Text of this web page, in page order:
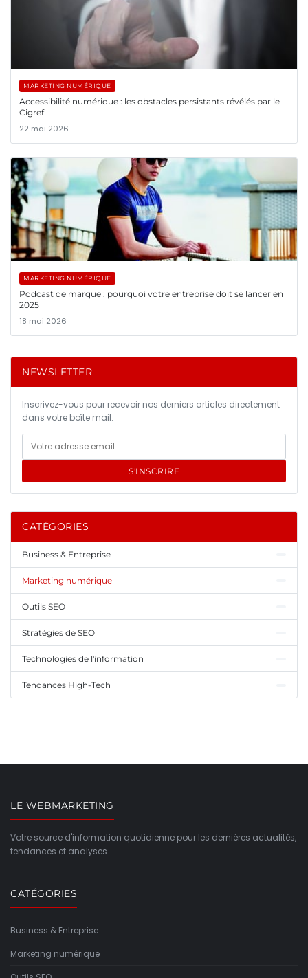
MARKETING NUMÉRIQUE
Accessibilité numérique : les obstacles persistants révélés par le
Cigref
22 mai 2026
MARKETING NUMÉRIQUE
Podcast de marque : pourquoi votre entreprise doit se lancer en
2025
18 mai 2026
NEWSLETTER
Inscrivez-vous pour recevoir nos derniers articles directement
dans votre boîte mail.
S'INSCRIRE
CATÉGORIES
Business & Entreprise
Marketing numérique
Outils SEO
Stratégies de SEO
Technologies de l'information
Tendances High-Tech
LE WEBMARKETING
Votre source d'information quotidienne pour les dernières actualités,
tendances et analyses.
CATÉGORIES
Business & Entreprise
Marketing numérique